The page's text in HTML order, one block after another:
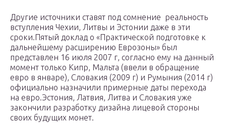
Другие источники ставят под сомнение реальность
вступления Чехии, Литвы и Эстонии даже в эти
сроки.Пятый доклад о «Практической подготовке к
дальнейшему расширению Еврозоны» был
представлен 16 июля 2007 г, согласно ему на данный
момент только Кипр, Мальта (ввели в обращение
евро в январе), Словакия (2009 г) и Румыния (2014 г)
официально назначили примерные даты перехода
на евро.Эстония, Латвия, Литва и Словакия уже
закончили разработку дизайна лицевой стороны
своих будущих монет.